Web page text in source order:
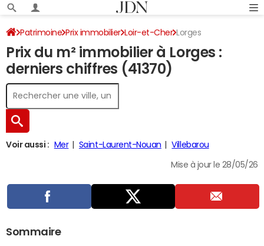
Patrimoine Prix immobilier Loir-et-Cher Lorges
Prix du m² immobilier à Lorges :
derniers chiffres (41370)
Voir aussi : Mer Saint-Laurent-Nouan Villebarou
Mise à jour le 28/05/26
Sommaire